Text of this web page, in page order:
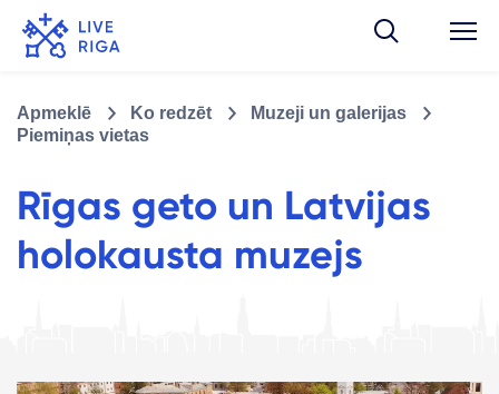
Apmeklē Ko redzēt
Muzeji un galerijas
Piemiņas vietas
Rīgas geto un Latvijas
holokausta muzejs